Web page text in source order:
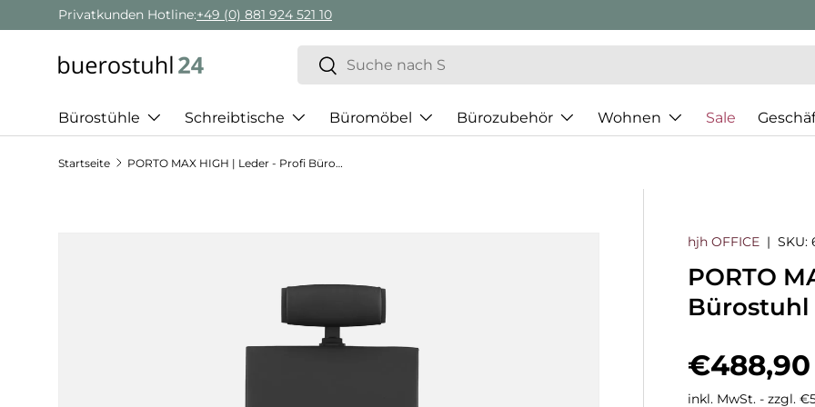
Direkt zum Inhalt
Privatkunden Hotline:+49 (0) 881 924 521 10
Suchen
Suchen
Bürostühle Schreibtische Büromöbel Bürozubehör Wohnen Sale
Startseite PORTO MAX HIGH | Leder - Profi Bürostuhl
hjh OFFICE |SKU:
PORTO
Bürostuhl
€488,90
inkl. MwSt. - zzgl.